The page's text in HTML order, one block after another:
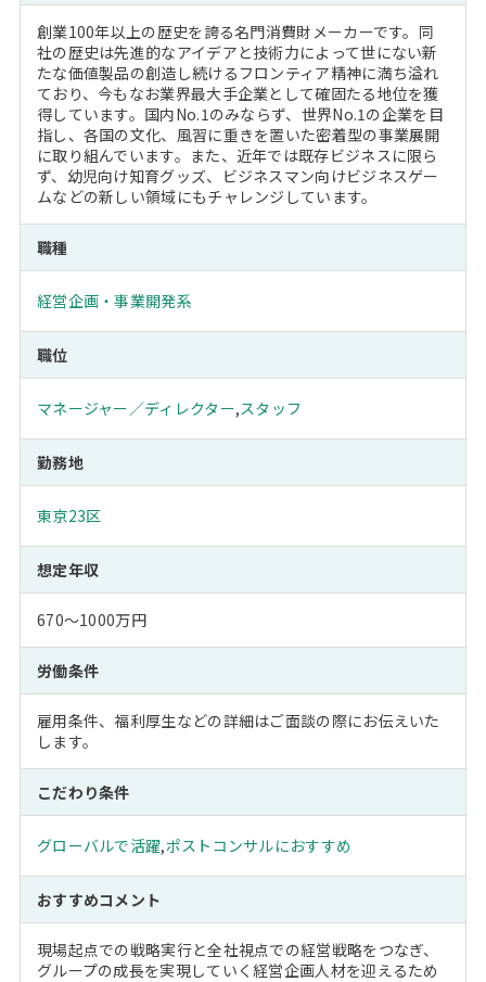
創業100年以上の歴史を誇る名門消費財メーカーです。同
社の歴史は先進的なアイデアと技術力によって世にない新
たな価値製品の創造し続けるフロンティア精神に満ち溢れ
ており、今もなお業界最大手企業として確固たる地位を獲
得しています。国内No.1のみならず、世界No.1の企業を目
指し、各国の文化、風習に重きを置いた密着型の事業展開
に取り組んでいます。また、近年では既存ビジネスに限ら
ず、幼児向け知育グッズ、ビジネスマン向けビジネスゲー
ムなどの新しい領域にもチャレンジしています。
職種
経営企画・事業開発系
職位
マネージャー／ディレクター,スタッフ
勤務地
東京23区
想定年収
670～1000万円
労働条件
雇用条件、福利厚生などの詳細はご面談の際にお伝えいた
します。
こだわり条件
グローバルで活躍,ポストコンサルにおすすめ
おすすめコメント
現場起点での戦略実行と全社視点での経営戦略をつなぎ、
グループの成長を実現していく経営企画人材を迎えるため